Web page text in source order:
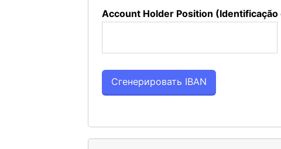
Account Holder Position